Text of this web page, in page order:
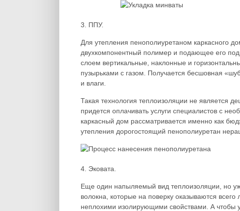
3. ППУ.
Для утепления пенополиуретаном каркасного
двухкомпонентный полимер и подающее его
слоем вертикальные, наклонные и
пузырьками с газом. Получается бесшовная
и влаги.
Такая технология теплоизоляции не является
придется оплачивать услуги специалистов с
каркасный дом рассматривается именно как
утепления дорогостоящий пенополиуретан
4. Эковата.
Еще один напыляемый вид теплоизоляции, но
волокна, которые на поверку оказываются
неплохими изолирующими свойствами. А чтобы